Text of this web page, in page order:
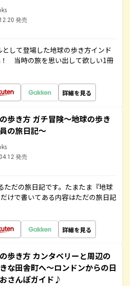
発売
して登場した地球の歩き方インド
当時の旅を思い出して欲しい1冊
詳細を見る
歩き方 ガチ冒険～地球の歩き
の旅日記～
発売
ただの旅日記です。たまたま『地球
けで書いてある内容はただの旅日記
詳細を見る
歩き方 カンタベリーと周辺の
な田舎町へ～ロンドンからの日
さんぽガイド♪